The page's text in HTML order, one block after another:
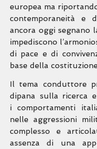
europea ma
contemporaneità e
ancora oggi segnano
impediscono
di pace e di
base della
Il tema conduttore
dipana sulla ricerca
icomportamenti
nelle aggressioni
complesso e
assenza di una